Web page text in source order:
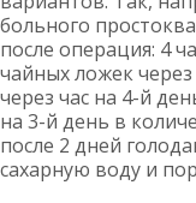
больного
после операция: 4
чайных ложек
через час на 4-й
на 3-й день в
после 2 дней
сахарную воду и